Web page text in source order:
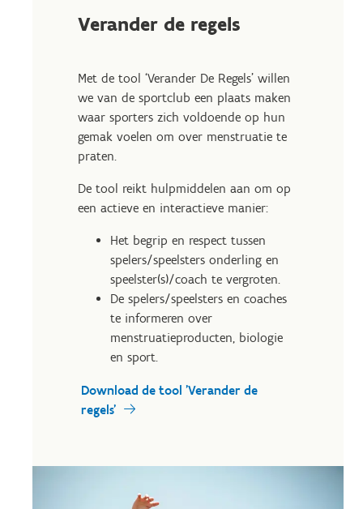
Verander de regels
Met de tool ‘Verander De Regels’ willen
we van de sportclub een plaats maken
waar sporters zich voldoende op hun
gemak voelen om over menstruatie te
praten.
De tool reikt hulpmiddelen aan om op
een actieve en interactieve manier:
Het begrip en respect tussen
spelers/speelsters onderling en
speelster(s)/coach te vergroten.
De spelers/speelsters en coaches
te informeren over
menstruatieproducten, biologie
en sport.
Download de tool 'Verander de
regels'